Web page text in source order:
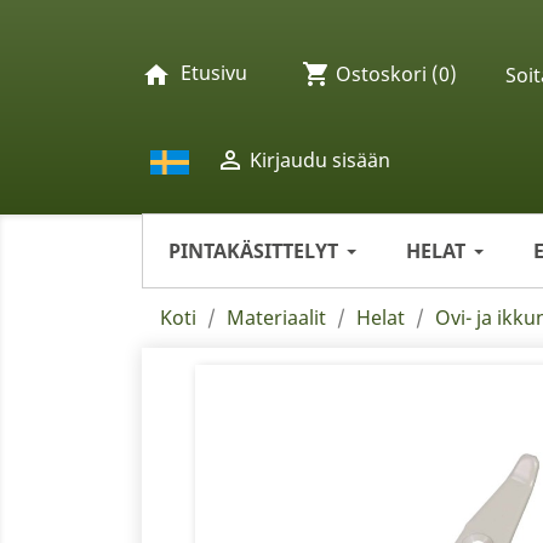
home Etusivu
 Kirjaudu sisään
shopping_cart Ostoskori (0)
PINTAKÄSITTELYT HELAT
Koti Materiaalit Helat Ovi- ja